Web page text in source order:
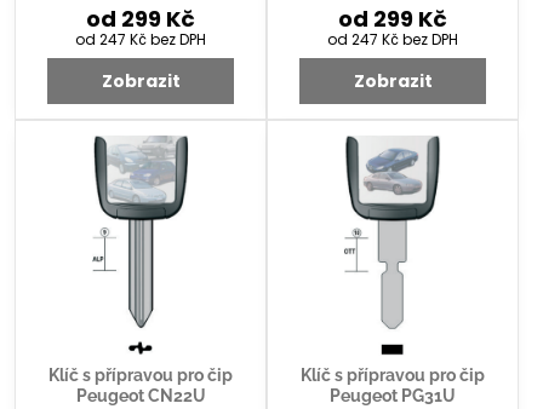
od 299 Kč
od 247 Kčbez DPH
Zobrazit
od 299 Kč
od 247 Kčbez DPH
Zobrazit
Klíč s přípravou pro čip
Peugeot CN22U
Klíč s přípravou pro čip
Peugeot PG31U